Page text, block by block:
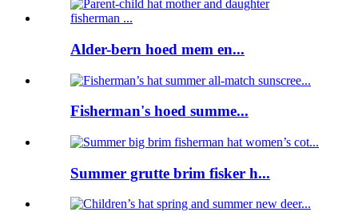
Alder-bern hoed mem en...
Fisherman's hoed summe...
Summer grutte brim fisker h...